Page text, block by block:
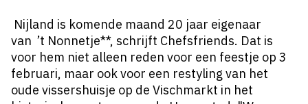
Nijland is komende maand 20 jaar eigenaar
van ’t Nonnetje**, schrijft Chefsfriends. Dat is
voor hem niet alleen reden voor een feestje op 3
februari, maar ook voor een restyling van het
oude vissershuisje op de Vischmarkt in het